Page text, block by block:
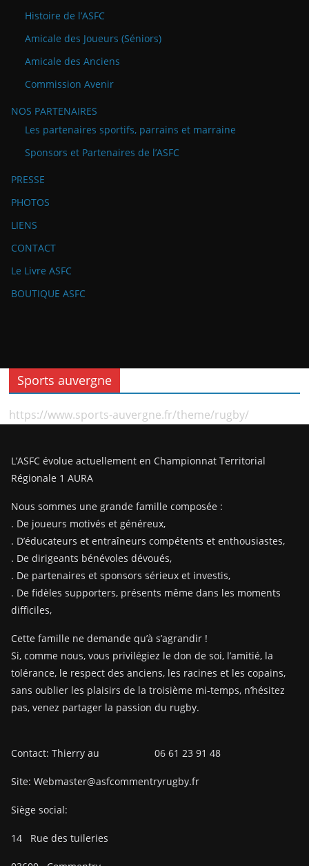
Histoire de l’ASFC
Amicale des Joueurs (Séniors)
Amicale des Anciens
Commission Avenir
NOS PARTENAIRES
Les partenaires sportifs, parrains et marraine
Sponsors et Partenaires de l’ASFC
PRESSE
PHOTOS
LIENS
CONTACT
Le Livre ASFC
BOUTIQUE ASFC
Sports auvergne
https://www.sports-auvergne.fr/theme/rugby/
L’ASFC évolue actuellement en Championnat Territorial
Régionale 1 AURA
Nous sommes une grande famille composée :
. De joueurs motivés et généreux,
. D’éducateurs et entraîneurs compétents et enthousiastes,
. De dirigeants bénévoles dévoués,
. De partenaires et sponsors sérieux et investis,
. De fidèles supporters, présents même dans les moments
difficiles,
Cette famille ne demande qu’à s’agrandir !
Si, comme nous, vous privilégiez le don de soi, l’amitié, la
tolérance, le respect des anciens, les racines et les copains,
sans oublier les plaisirs de la troisième mi-temps, n’hésitez
pas, venez partager la passion du rugby.
Contact: Thierry au 06 61 23 91 48
Site: Webmaster@asfcommentryrugby.fr
Siège social:
14 Rue des tuileries